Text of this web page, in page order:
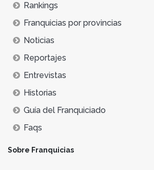
Rankings
Franquicias por provincias
Noticias
Reportajes
Entrevistas
Historias
Guía del Franquiciado
Faqs
Sobre Franquicias